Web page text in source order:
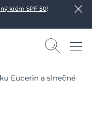
krém SPF 50!
Eucerin a slnečné